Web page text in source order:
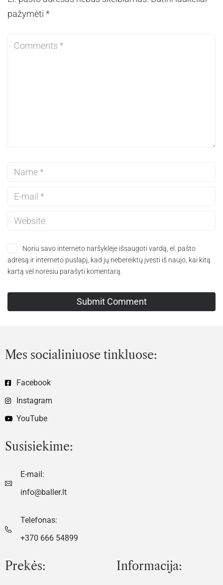
pažymėti *
Noriu savo interneto naršyklėje išsaugoti vardą, el. pašto
adresą ir interneto puslapį, kad jų nebereiktų įvesti iš naujo, kai kitą
kartą vėl norėsiu parašyti komentarą.
Mes socialiniuose tinkluose:
Facebook
Instagram
YouTube
Susisiekime:
E-mail:
info@baller.lt
Telefonas:
+370 666 54899
Prekės: Informacija: